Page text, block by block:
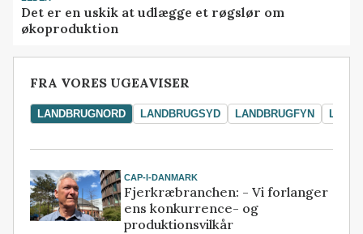
Det er en uskik at udlægge et røgslør om
økoproduktion
FRA VORES UGEAVISER
LANDBRUGNORD LANDBRUGSYD LANDBRUGFYN
CAP-I-DANMARK
Fjerkræbranchen: - Vi forlanger
ens konkurrence- og
produktionsvilkår